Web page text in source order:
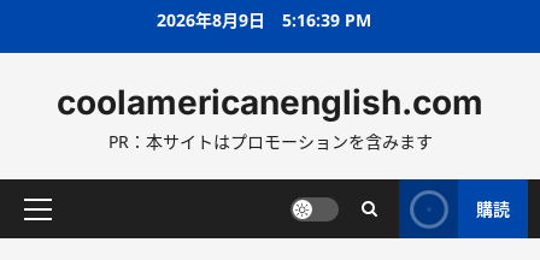
ス
ッ
2026年8月9日 5:16:40 PM
coolamericanenglish.com
PR：本サイトはプロモーションを含みます
メ
購読